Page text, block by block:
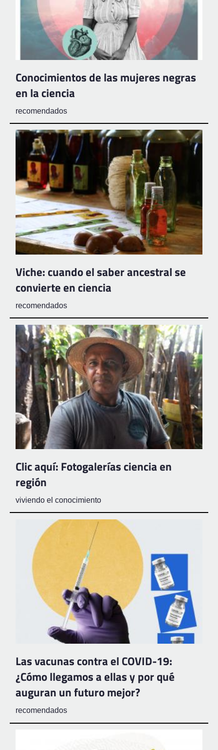
Conocimientos de las mujeres negras
en la ciencia
recomendados
Viche: cuando el saber ancestral se
convierte en ciencia
recomendados
Clic aquí: Fotogalerías ciencia en
región
viviendo el conocimiento
Las vacunas contra el COVID-19:
¿Cómo llegamos a ellas y por qué
auguran un futuro mejor?
recomendados